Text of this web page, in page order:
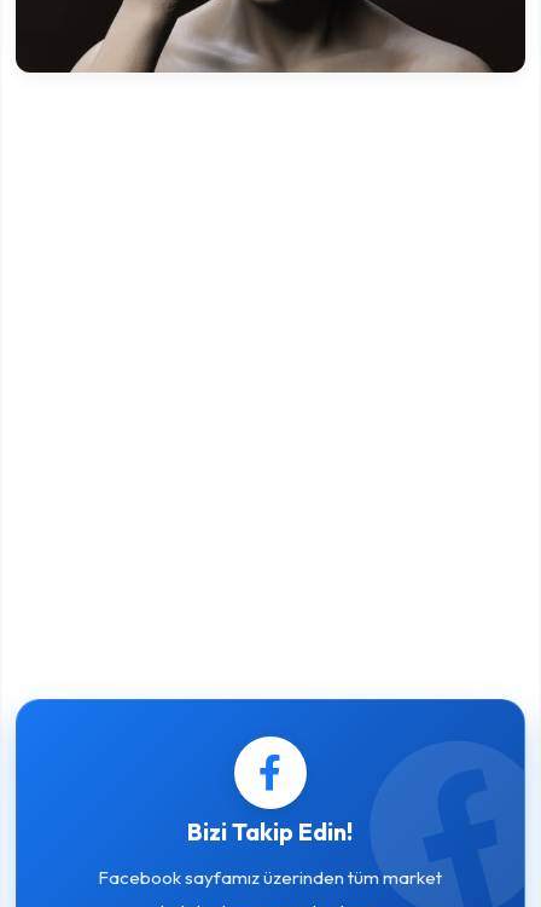
Bizi Takip Edin!
Facebook sayfamız üzerinden tüm market